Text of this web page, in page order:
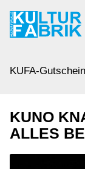
KUFA-Gutschein
KUNO
ALLES